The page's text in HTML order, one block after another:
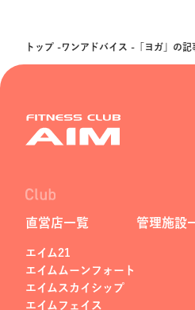
トップ ワンアドバイス 「ヨガ」の記
直営店一覧
エイム21
エイムムーンフォート
エイムスカイシップ
エイムフェイス
管理施設